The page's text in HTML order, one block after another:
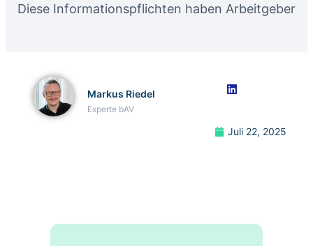
Diese Informationspflichten haben Arbeitgeber
Markus Riedel
Experte bAV
Juli 22, 2025